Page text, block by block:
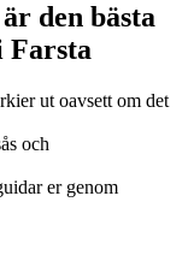
den bästa
Farsta
ut oavsett om det
och
er genom